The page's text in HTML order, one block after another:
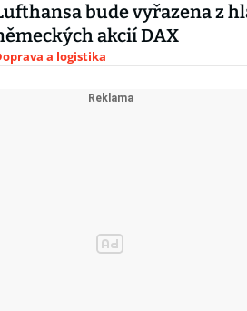
bude vyřazena z
akcií DAX
a logistika